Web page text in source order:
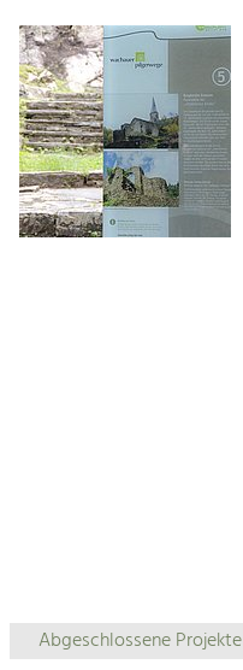
Abgeschlossene Projekte